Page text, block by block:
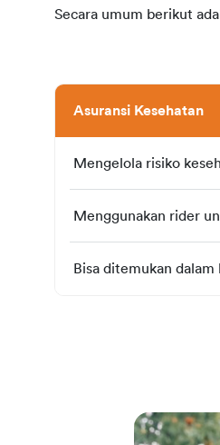
Secara umum berikut
Asuransi Kesehatan
Mengelola risiko
Menggunakan rider
Bisa ditemukan dalam